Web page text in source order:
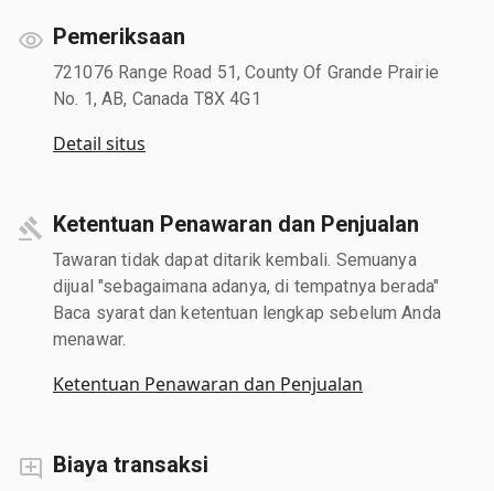
Pemeriksaan
721076 Range Road 51, County Of Grande Prairie
No. 1, AB, Canada T8X 4G1
Detail situs
Ketentuan Penawaran dan Penjualan
Tawaran tidak dapat ditarik kembali. Semuanya
dijual "sebagaimana adanya, di tempatnya berada"
Baca syarat dan ketentuan lengkap sebelum Anda
menawar.
Ketentuan Penawaran dan Penjualan
Biaya transaksi